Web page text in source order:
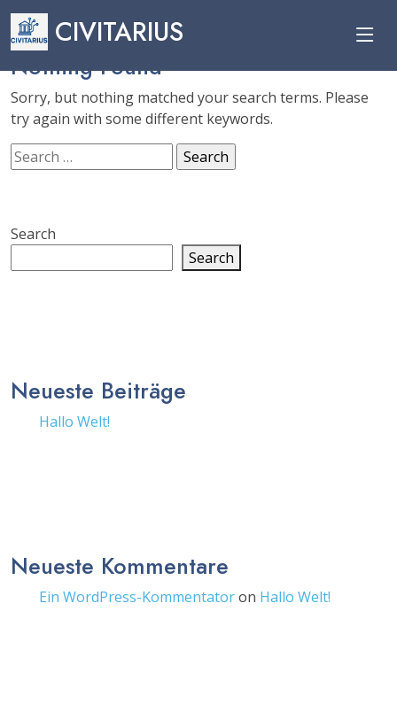
CIVITARIUS
Nothing Found
Sorry, but nothing matched your search terms. Please
try again with some different keywords.
Search
for:
Search
Search
Neueste Beiträge
Hallo Welt!
Neueste Kommentare
Ein WordPress-Kommentatoron Hallo Welt!